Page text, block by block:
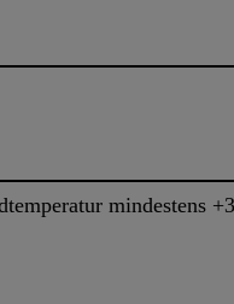
mindestens